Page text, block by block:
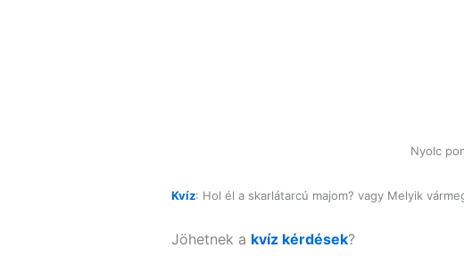
Nyolc
Kvíz: Hol él a skarlátarcú majom? vagy Melyik
Jöhetnek a kvíz kérdések?